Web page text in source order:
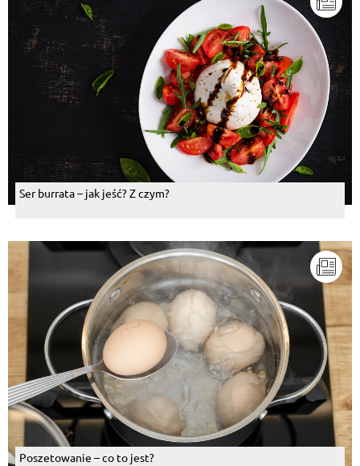
Ser burrata – jak jeść? Z czym?
Poszetowanie – co to jest?